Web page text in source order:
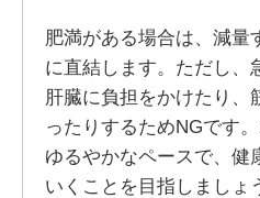
肥満がある場合は、減量
に直結します。ただし、
肝臓に負担をかけたり、
ったりするためNGです
ゆるやかなペースで、健
いくことを目指しましょ